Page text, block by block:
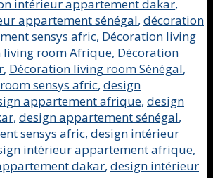
intérieur appartement dakar,
appartement sénégal, décoration
sensys afric, Décoration living
living room Afrique, Décoration
, Décoration living room Sénégal,
sensys afric, design
appartement afrique, design
, design appartement sénégal,
sensys afric, design intérieur
intérieur appartement afrique,
dakar, design intérieur